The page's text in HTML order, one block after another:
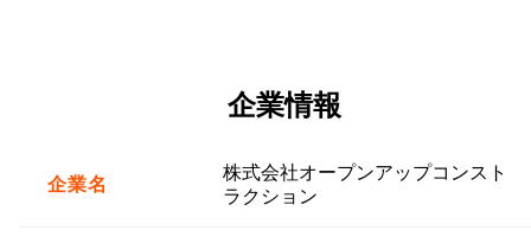
企業情報
企業名
株式会社オープンアップコンスト
ラクション